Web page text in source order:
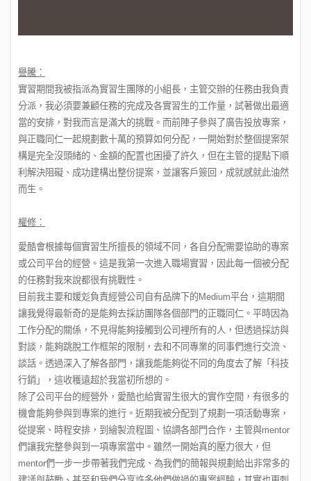
譽騰：
實習期間我被指派為實習生團隊的小組長，主管交辦的任務由我負責
分派，我必須要兼顧任務的完成及各實習生的工作量，試著做出最適
當的安排，對我而言是滿大的挑戰。而前陣子參與了廣告投放專案，
與正職同仁一起規劃數十萬的預算如何分配，一開始對於整個提案架
構是完全沒頭緒的、金額的配置也困擾了許久，但在主管的提點下順
利解決阻礙、成功建構出整份提案，並讓客戶簽回，成就感就此油然
而生。
權修：
愛酷會根據每個實習生所擅長的領域不同，各自分配需要協助的專案
或公司平台的經營。這是我第一次進入職場實習，因此每一個被分配
的任務對我來說都很有挑戰性。
目前我主要和媛彣負責經營公司自有品牌下的Medium平台，這期間
讓我覺得最新奇的是能夠去採訪團隊各個部門的正職同仁。平時因為
工作分配的關係，不見得能夠接觸到公司裡所有的人，但透過採訪與
對談，能夠跳脫工作框架的限制，去和不同專業的同事們進行交流、
談話。透過深入了解各部門，讓我能能夠從不同的角度去了解「科技
行銷」，這收穫遠超於我當初所想的。
除了公司平台的經營外，愛酷也給實習生很大的實作空間，有很多的
機會能夠參與到專案的進行。近期我被分配到了規劃一項活動專案，
從提案、時程安排，到繪製流程圖、協調各部門合作，主管與mentor
們讓我完整參與到一項專案當中。雖然一開始真的壓力很大，但
mentor們一步一步帶著我們完成、為我們的簡報與規劃給出非常多的